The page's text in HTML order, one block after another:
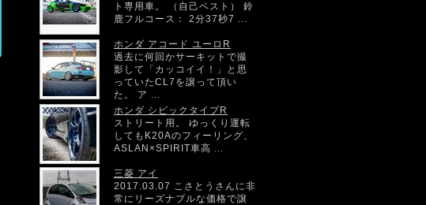
ト専用車。 （自己ベスト） 鈴
鹿フルコース： 2分37秒7 ...
ホンダ アコード ユーロR
過去に何回かサーキットで撮
影して「カッコイイ！」と思
っていたCL7を譲って頂い
た。 ア ...
ホンダ シビックタイプR
ストリート用。 ゆっくり運転
してもK20Aのフィーリング、
ASLAN×SPIRIT車高 ...
三菱 アイ
2017.03.07 こさとうさんに非
常にリーズナブルな価格で譲